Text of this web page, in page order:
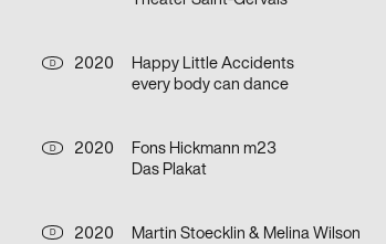
D
2020
Happy Little Accidents
every body can dance
D
2020
Fons Hickmann m23
Das Plakat
D
2020
Martin Stoecklin & Melina Wilson